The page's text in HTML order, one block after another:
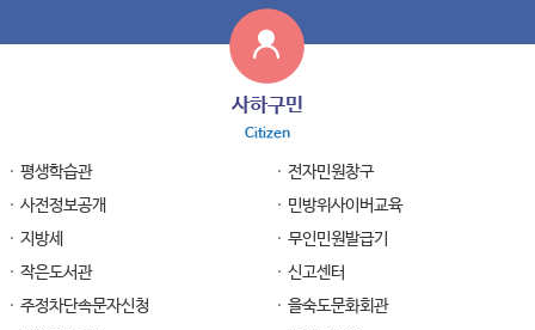
사하구민
Citizen
평생학습관
전자민원창구
사전정보공개
민방위사이버교육
지방세
무인민원발급기
작은도서관
신고센터
주정차단속문자신청
을숙도문화회관